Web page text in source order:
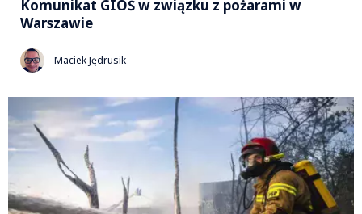
Komunikat GIOŚ w związku z pożarami w
Warszawie
Maciek Jędrusik